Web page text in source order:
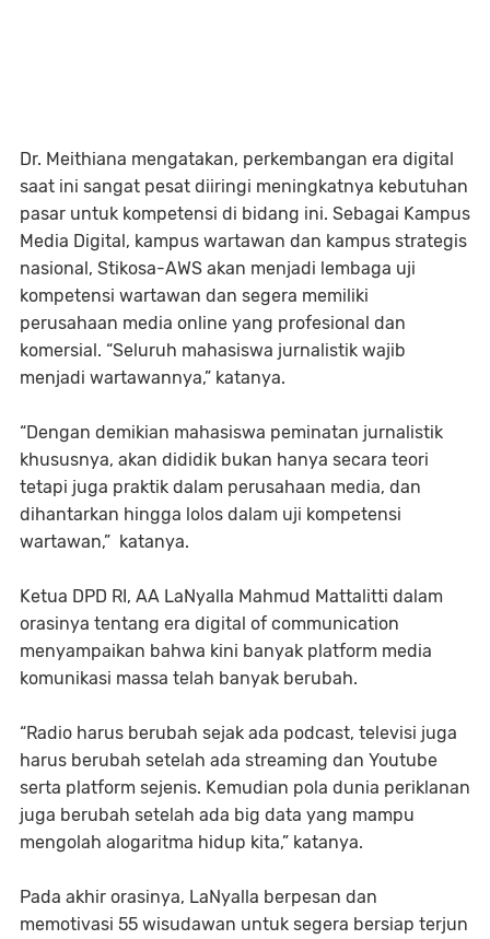
Dr. Meithiana mengatakan, perkembangan era digital
saat ini sangat pesat diiringi meningkatnya kebutuhan
pasar untuk kompetensi di bidang ini. Sebagai Kampus
Media Digital, kampus wartawan dan kampus strategis
nasional, Stikosa-AWS akan menjadi lembaga uji
kompetensi wartawan dan segera memiliki
perusahaan media online yang profesional dan
komersial. “Seluruh mahasiswa jurnalistik wajib
menjadi wartawannya,” katanya.
“Dengan demikian mahasiswa peminatan jurnalistik
khususnya, akan dididik bukan hanya secara teori
tetapi juga praktik dalam perusahaan media, dan
dihantarkan hingga lolos dalam uji kompetensi
wartawan,” katanya.
Ketua DPD RI, AA LaNyalla Mahmud Mattalitti dalam
orasinya tentang era digital of communication
menyampaikan bahwa kini banyak platform media
komunikasi massa telah banyak berubah.
“Radio harus berubah sejak ada podcast, televisi juga
harus berubah setelah ada streaming dan Youtube
serta platform sejenis. Kemudian pola dunia periklanan
juga berubah setelah ada big data yang mampu
mengolah alogaritma hidup kita,” katanya.
Pada akhir orasinya, LaNyalla berpesan dan
memotivasi 55 wisudawan untuk segera bersiap terjun